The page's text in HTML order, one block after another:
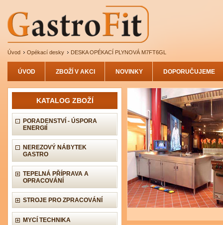
Úvod Opékací desky DESKA OPÉKACÍ PLYNOVÁ M7FT6GL
ÚVOD ZBOŽÍ V AKCI NOVINKY DOPORUČUJEME
KATALOG ZBOŽÍ
PORADENSTVÍ - ÚSPORA
ENERGIÍ
NEREZOVÝ NÁBYTEK
GASTRO
TEPELNÁ PŘÍPRAVA A
OPRACOVÁNÍ
STROJE PRO ZPRACOVÁNÍ
MYCÍ TECHNIKA